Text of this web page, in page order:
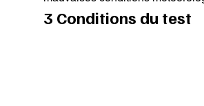
3 Conditions du test